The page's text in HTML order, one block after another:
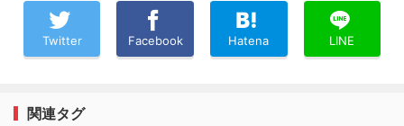
Twitter Facebook Hatena LINE
関連タグ